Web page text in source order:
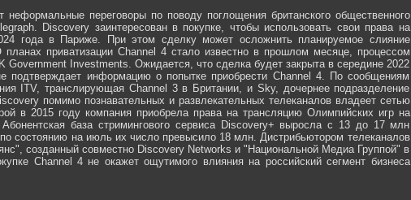
переговоры по поводу поглощения британского общественного
Discovery заинтересован в покупке, чтобы использовать свои права на
года в Париже. При этом сделку может осложнить планируемое слияние
приватизации Channel 4 стало известно в прошлом месяце, процессом
Government Investments. Ожидается, что сделка будет закрыта в середине 2022
подтверждает информацию о попытке приобрести Channel 4. По сообщениям
ITV, транслирующая Channel 3 в Британии, и Sky, дочернее подразделение
помимо познавательных и развлекательных телеканалов владеет сетью
в 2015 году компания приобрела права на трансляцию Олимпийских игр на
база стримингового сервиса Discovery+ выросла с 13 до 17 млн
состоянию на июль их число превысило 18 млн. Дистрибьютором телеканалов
созданный совместно Discovery Networks и "Национальной Медиа Группой" в
Channel 4 не окажет ощутимого влияния на российский сегмент бизнеса